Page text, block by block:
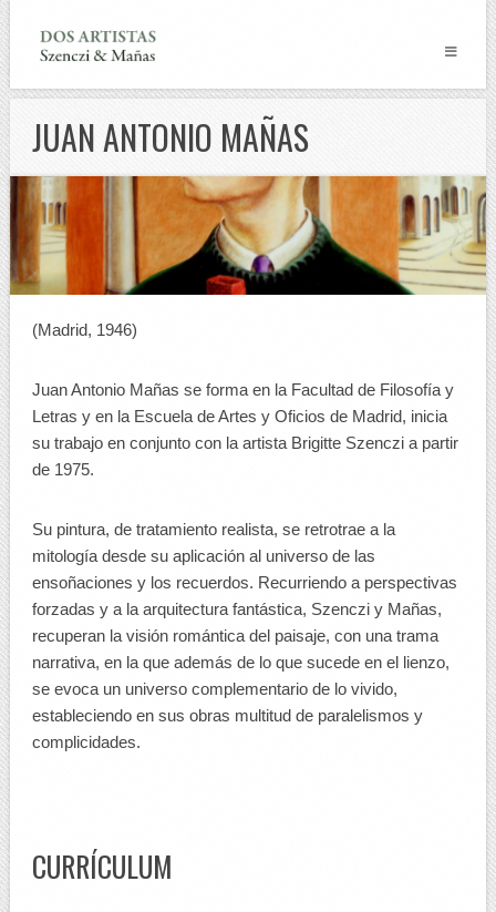
JUAN ANTONIO MAÑAS
(Madrid, 1946)
Juan Antonio Mañas se forma en la Facultad de Filosofía y
Letras y en la Escuela de Artes y Oficios de Madrid, inicia
su trabajo en conjunto con la artista Brigitte Szenczi a partir
de 1975.
Su pintura, de tratamiento realista, se retrotrae a la
mitología desde su aplicación al universo de las
ensoñaciones y los recuerdos. Recurriendo a perspectivas
forzadas y a la arquitectura fantástica, Szenczi y Mañas,
recuperan la visión romántica del paisaje, con una trama
narrativa, en la que además de lo que sucede en el lienzo,
se evoca un universo complementario de lo vivido,
estableciendo en sus obras multitud de paralelismos y
complicidades.
CURRÍCULUM